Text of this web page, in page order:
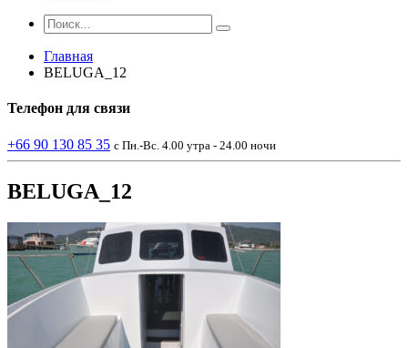
Главная
BELUGA_12
Телефон для связи
+66 90 130 85 35 с Пн.-Вс. 4.00 утра - 24.00 ночи
BELUGA_12